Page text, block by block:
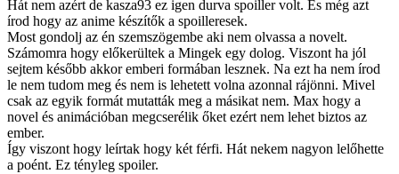
Hát nem azért de kasza93 ez igen durva spoiller volt. És még azt
írod hogy az anime készítők a spoilleresek.
Most gondolj az én szemszögembe aki nem olvassa a novelt.
Számomra hogy előkerültek a Mingek egy dolog. Viszont ha jól
sejtem később akkor emberi formában lesznek. Na ezt ha nem írod
le nem tudom meg és nem is lehetett volna azonnal rájönni. Mivel
csak az egyik formát mutatták meg a másikat nem. Max hogy a
novel és animációban megcserélik őket ezért nem lehet biztos az
ember.
Így viszont hogy leírtak hogy két férfi. Hát nekem nagyon lelőhette
a poént. Ez tényleg spoiler.